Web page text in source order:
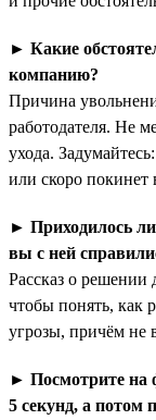
► Какие
компанию?
Причина
работодателя. Не
ухода.
или скоро покинет
► Приходилось
вы с ней
Рассказ о решении
чтобы понять, как
угрозы, причём не
► Посмотрите на
5 секунд, а потом